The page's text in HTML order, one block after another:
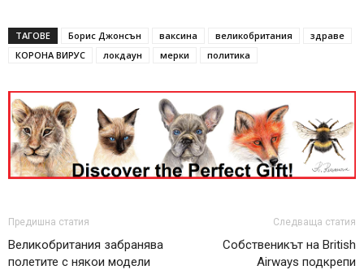
ТАГОВЕ Борис Джонсън ваксина великобритания
здраве
КОРОНА ВИРУС
локдаун мерки политика
Предишна статия
Великобритания забранява
полетите с някои модели
Следваща статия
Собственикът на British
Airways подкрепи